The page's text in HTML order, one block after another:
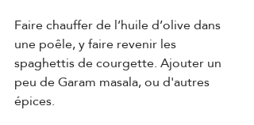
Faire chauffer de l’huile d’olive dans
une poêle, y faire revenir les
spaghettis de courgette. Ajouter un
peu de Garam masala, ou d'autres
épices.